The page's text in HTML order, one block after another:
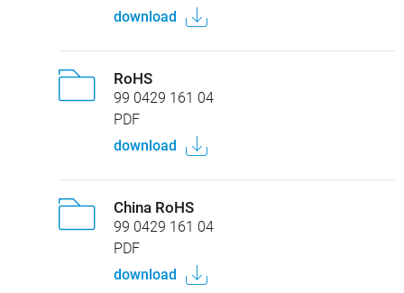
download
RoHS
99 0429 161 04
PDF
download
China RoHS
99 0429 161 04
PDF
download